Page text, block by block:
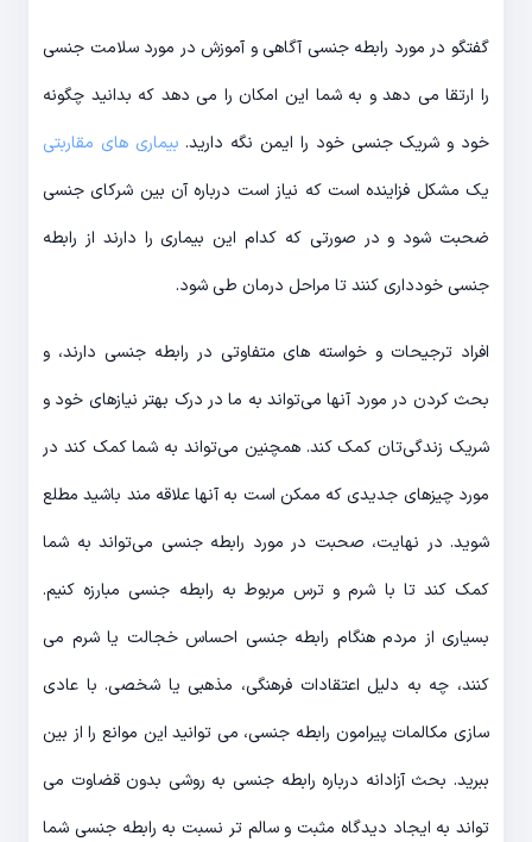
گفتگو در مورد رابطه جنسی آگاهی و آموزش در مورد سلامت جنسی
را ارتقا می دهد و به شما این امکان را می دهد که بدانید چگونه
خود و شریک جنسی خود را ایمن نگه دارید. بیماری های مقاربتی
یک مشکل فزاینده است که نیاز است درباره آن بین شرکای جنسی
ضحبت شود و در صورتی که کدام این بیماری را دارند از رابطه
جنسی خودداری کنند تا مراحل درمان طی شود.
افراد ترجیحات و خواسته های متفاوتی در رابطه جنسی دارند، و
بحث کردن در مورد آنها می‌تواند به ما در درک بهتر نیازهای خود و
شریک زندگی‌تان کمک کند. همچنین می‌تواند به شما کمک کند در
مورد چیزهای جدیدی که ممکن است به آنها علاقه مند باشید مطلع
شوید. در نهایت، صحبت در مورد رابطه جنسی می‌تواند به شما
کمک کند تا با شرم و ترس مربوط به رابطه جنسی مبارزه کنیم.
بسیاری از مردم هنگام رابطه جنسی احساس خجالت یا شرم می
کنند، چه به دلیل اعتقادات فرهنگی، مذهبی یا شخصی. با عادی
سازی مکالمات پیرامون رابطه جنسی، می توانید این موانع را از بین
ببرید. بحث آزادانه درباره رابطه جنسی به روشی بدون قضاوت می
تواند به ایجاد دیدگاه مثبت و سالم تر نسبت به رابطه جنسی شما